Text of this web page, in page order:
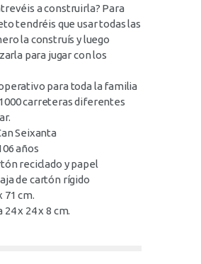
a construirla? Para
tendréis que usar todas las
la construís y luego
para jugar con los
para toda la familia
carreteras diferentes
Seixanta
años
reciclado y papel
de cartón rígido
71 cm.
24 x 24 x 8 cm.